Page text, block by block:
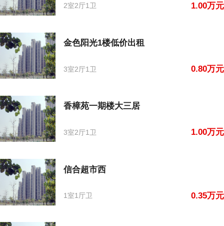
2室2厅1卫 1.00万元
金色阳光1楼低价出租
3室2厅1卫 0.80万元
香樟苑一期楼大三居
3室2厅1卫 1.00万元
信合超市西
1室1厅卫 0.35万元